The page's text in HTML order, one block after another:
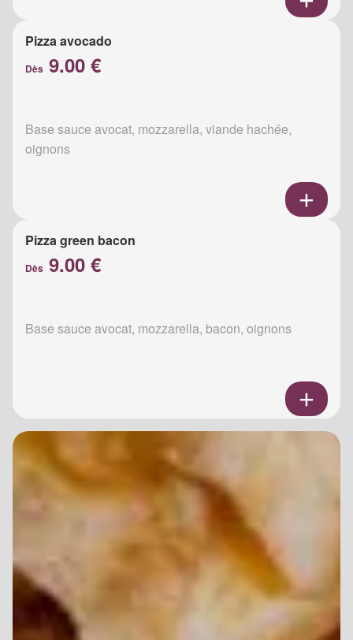
Pizza avocado
Dès 9.00 €
Base sauce avocat, mozzarella, viande hachée,
oignons
Pizza green bacon
Dès 9.00 €
Base sauce avocat, mozzarella, bacon, oignons